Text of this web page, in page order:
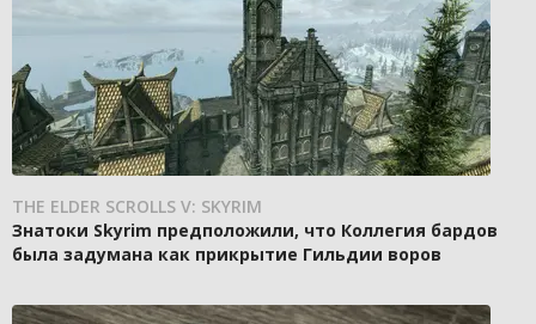
THE ELDER SCROLLS V: SKYRIM
Знатоки Skyrim предположили, что Коллегия бардов
была задумана как прикрытие Гильдии воров